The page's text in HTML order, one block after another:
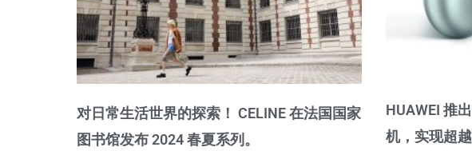
对日常生活世界的探索！ CELINE 在法国国家
图书馆发布 2024 春夏系列。
HUAWEI 推
机，实现超